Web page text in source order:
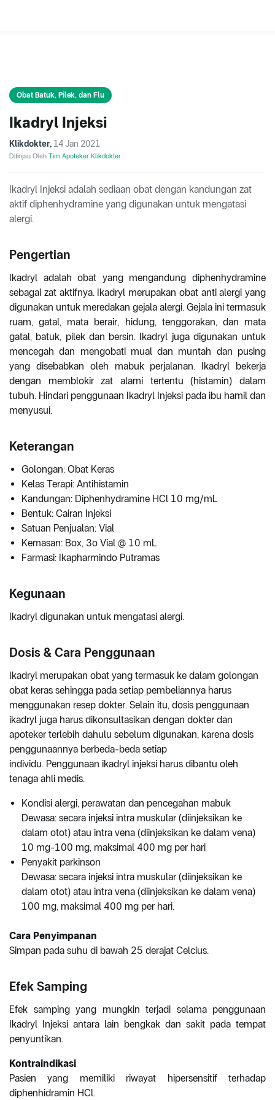
Obat Batuk, Pilek, dan Flu
Ikadryl Injeksi
Klikdokter, 14 Jan 2021
Ditinjau Oleh Tim Apoteker Klikdokter
Ikadryl Injeksi adalah sediaan obat dengan kandungan zat
aktif diphenhydramine yang digunakan untuk mengatasi
alergi.
Pengertian
Ikadryl adalah obat yang mengandung diphenhydramine
sebagai zat aktifnya. Ikadryl merupakan obat anti alergi yang
digunakan untuk meredakan gejala alergi. Gejala ini termasuk
ruam, gatal, mata berair, hidung, tenggorakan, dan mata
gatal, batuk, pilek dan bersin. Ikadryl juga digunakan untuk
mencegah dan mengobati mual dan muntah dan pusing
yang disebabkan oleh mabuk perjalanan. Ikadryl bekerja
dengan memblokir zat alami tertentu (histamin) dalam
tubuh. Hindari penggunaan Ikadryl Injeksi pada ibu hamil dan
menyusui.
Keterangan
Golongan: Obat Keras
Kelas Terapi: Antihistamin
Kandungan: Diphenhydramine HCl 10 mg/mL
Bentuk: Cairan Injeksi
Satuan Penjualan: Vial
Kemasan: Box, 3o Vial @ 10 mL
Farmasi: Ikapharmindo Putramas
Kegunaan
Ikadryl digunakan untuk mengatasi alergi.
Dosis & Cara Penggunaan
Ikadryl merupakan obat yang termasuk ke dalam golongan
obat keras sehingga pada setiap pembeliannya harus
menggunakan resep dokter. Selain itu, dosis penggunaan
ikadryl juga harus dikonsultasikan dengan dokter dan
apoteker terlebih dahulu sebelum digunakan, karena dosis
penggunaannya berbeda-beda setiap
individu. Penggunaan ikadryl injeksi harus dibantu oleh
tenaga ahli medis.
Kondisi alergi, perawatan dan pencegahan mabuk
Dewasa: secara injeksi intra muskular (diinjeksikan ke
dalam otot) atau intra vena (diinjeksikan ke dalam vena)
10 mg-100 mg, maksimal 400 mg per hari
Penyakit parkinson
Dewasa: secara injeksi intra muskular (diinjeksikan ke
dalam otot) atau intra vena (diinjeksikan ke dalam vena)
100 mg, maksimal 400 mg per hari.
Cara Penyimpanan
Simpan pada suhu di bawah 25 derajat Celcius.
Efek Samping
Efek samping yang mungkin terjadi selama penggunaan
Ikadryl Injeksi antara lain bengkak dan sakit pada tempat
penyuntikan.
Kontraindikasi
Pasien yang memiliki riwayat hipersensitif terhadap
diphenhidramin HCl.